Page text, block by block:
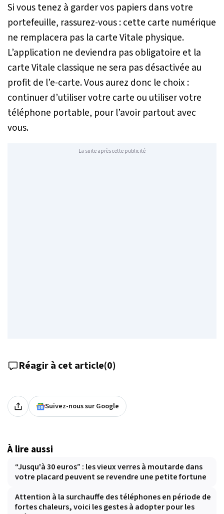
Si vous tenez à garder vos papiers dans votre
portefeuille, rassurez-vous : cette carte numérique
ne remplacera pas la carte Vitale physique.
L’application ne deviendra pas obligatoire et la
carte Vitale classique ne sera pas désactivée au
profit de l’e-carte. Vous aurez donc le choix :
continuer d’utiliser votre carte ou utiliser votre
téléphone portable, pour l’avoir partout avec
vous.
La suite après cette publicité
Réagir à cet article(0)
Suivez-nous sur Google
À lire aussi
“Jusqu'à 30 euros” : les vieux verres à moutarde dans
votre placard peuvent se revendre une petite fortune
Attention à la surchauffe des téléphones en période de
fortes chaleurs, voici les gestes à adopter pour les